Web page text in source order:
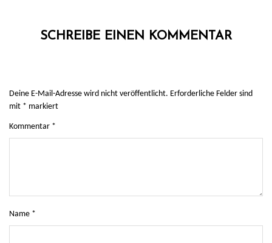
SCHREIBE EINEN KOMMENTAR
Deine E-Mail-Adresse wird nicht veröffentlicht. Erforderliche Felder sind
mit * markiert
Kommentar *
Name *